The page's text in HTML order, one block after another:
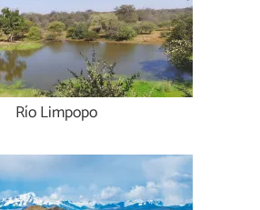
Río Limpopo